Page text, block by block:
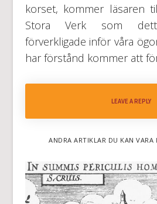
korset, kommer läsaren
Stora Verk som
förverkligade inför våra
har förstånd kommer att
LEAVE A REPLY
ANDRA ARTIKLAR DU KAN VARA